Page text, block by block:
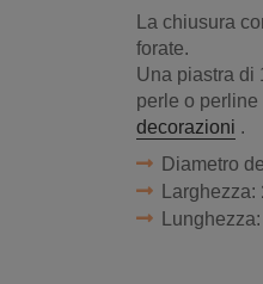
La chiusura
forate.
Una piastra di
perle o
decorazioni .
Diametro
Larghezza:
Lunghezza: